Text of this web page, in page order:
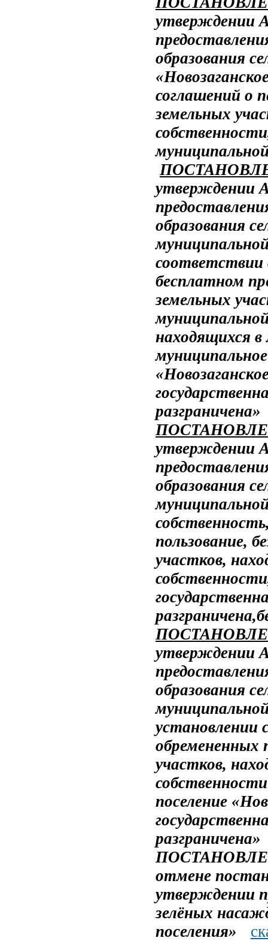
утверждении
образования
соглашений о
земельных
утверждении
образования
соответствии
бесплатном
земельных
находящихся
муниципальное
разграничена»
утверждении
образования
пользование,
участков,
разграничена,
утверждении
образования
установлении
обремененных
участков,
поселение
разграничена»
отмене
утверждении
зелёных
поселения»